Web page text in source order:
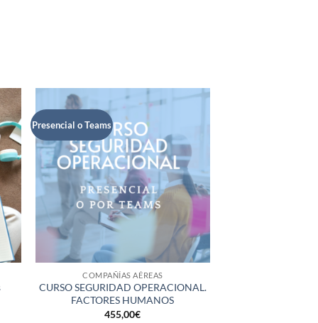
Presencial o Teams
COMPAÑÍAS AÉREAS
CURSO SEGURIDAD OPERACIONAL.
FACTORES HUMANOS
455,00€